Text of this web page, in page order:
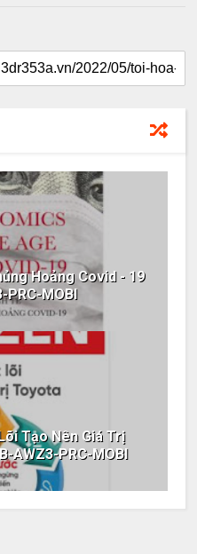
Hoảng Covid - 19
PRC-MOBI
Tạo Nên Giá Trị
AWZ3-PRC-MOBI